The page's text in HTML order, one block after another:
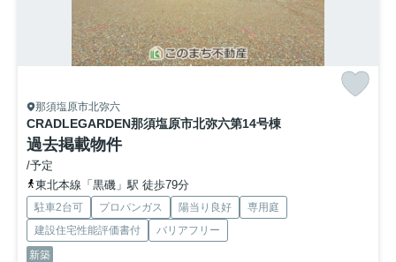
那須塩原市北弥六
CRADLEGARDEN那須塩原市北弥六第14号棟
過去掲載物件
/予定
東北本線「黒磯」駅 徒歩79分
駐車2台可 プロパンガス 陽当り良好
専用庭
建設住宅性能評価書付
バリアフリー
新築